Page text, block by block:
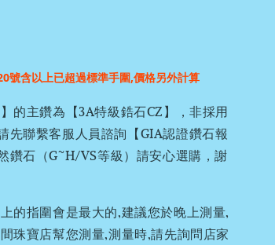
號含以上已超過標準手圍,價格另外計算
的主鑽為【3A特級鋯石CZ】，非採用
先聯繫客服人員諮詢【GIA認證鑽石報
鑽石（G~H/VS等級）請安心選購，謝
的指圍會是最大的,建議您於晚上測量,
珠寶店幫您測量,測量時,請先詢問店家